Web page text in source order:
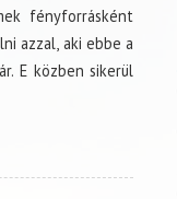
fényforrásként
azzal, aki ebbe a
E közben sikerül